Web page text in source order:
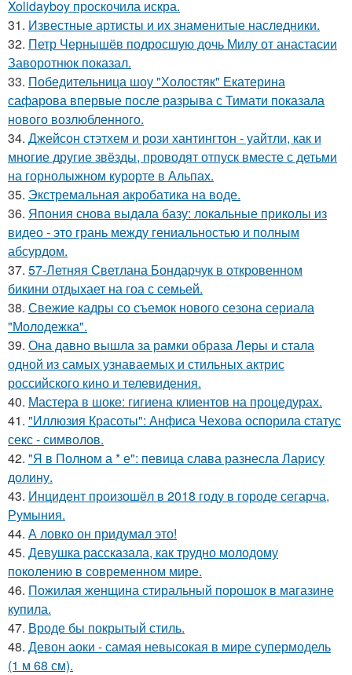
Xolidayboy проскочила искра.
31. Известные артисты и их знаменитые наследники.
32. Петр Чернышёв подросшую дочь Милу от анастасии
Заворотнюк показал.
33. Победительница шоу "Холостяк" Екатерина
сафарова впервые после разрыва с Тимати показала
нового возлюбленного.
34. Джейсон стэтхем и рози хантингтон - уайтли, как и
многие другие звёзды, проводят отпуск вместе с детьми
на горнолыжном курорте в Альпах.
35. Экстремальная акробатика на воде.
36. Япония снова выдала базу: локальные приколы из
видео - это грань между гениальностью и полным
абсурдом.
37. 57-Летняя Светлана Бондарчук в откровенном
бикини отдыхает на гоа с семьей.
38. Свежие кадры со съемок нового сезона сериала
"Молодежка".
39. Она давно вышла за рамки образа Леры и стала
одной из самых узнаваемых и стильных актрис
российского кино и телевидения.
40. Мастера в шоке: гигиена клиентов на процедурах.
41. "Иллюзия Красоты": Анфиса Чехова оспорила статус
секс - символов.
42. "Я в Полном а * е": певица слава разнесла Ларису
долину.
43. Инцидент произошёл в 2018 году в городе сегарча,
Румыния.
44. А ловко он придумал это!
45. Девушка рассказала, как трудно молодому
поколению в современном мире.
46. Пожилая женщина стиральный порошок в магазине
купила.
47. Вроде бы покрытый стиль.
48. Девон аоки - самая невысокая в мире супермодель
(1 м 68 см).